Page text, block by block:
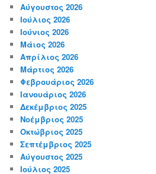
Αύγουστος 2026
Ιούλιος 2026
Ιούνιος 2026
Μάιος 2026
Απρίλιος 2026
Μάρτιος 2026
Φεβρουάριος 2026
Ιανουάριος 2026
Δεκέμβριος 2025
Νοέμβριος 2025
Οκτώβριος 2025
Σεπτέμβριος 2025
Αύγουστος 2025
Ιούλιος 2025